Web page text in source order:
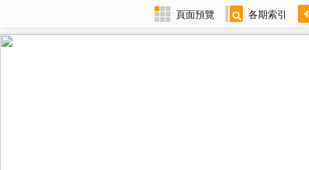
頁面預覽 各期索引